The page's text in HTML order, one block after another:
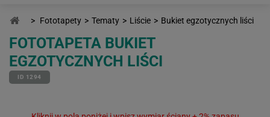
> Fototapety > Tematy > Liście > Bukiet egzotycznych liści
FOTOTAPETA BUKIET
EGZOTYCZNYCH LIŚCI
ID 1294